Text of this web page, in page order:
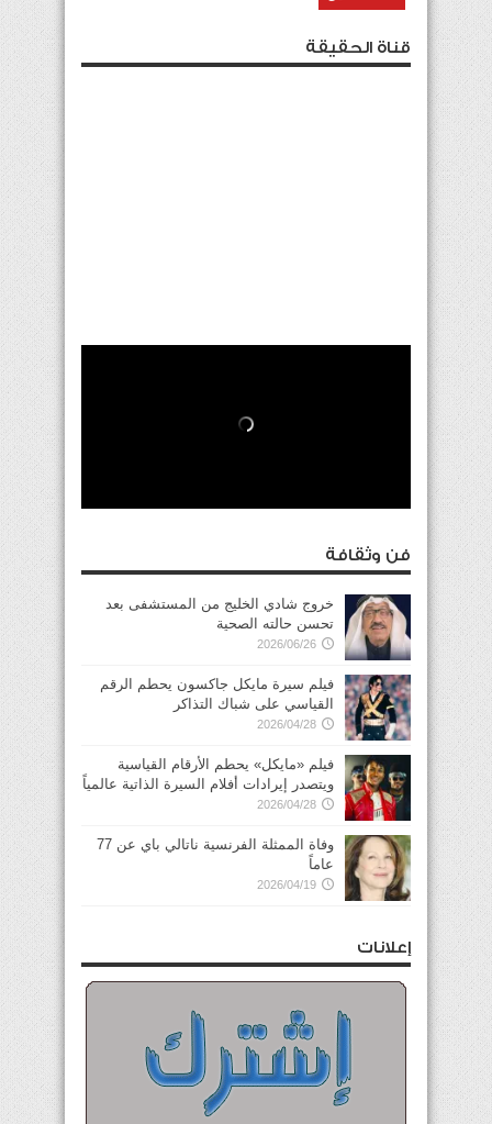
قناة الحقيقة
فن وثقافة
خروج شادي الخليج من المستشفى بعد
تحسن حالته الصحية
2026/06/26
فيلم سيرة مايكل جاكسون يحطم الرقم
القياسي على شباك التذاكر
2026/04/28
فيلم «مايكل» يحطم الأرقام القياسية
ويتصدر إيرادات أفلام السيرة الذاتية عالمياً
2026/04/28
وفاة الممثلة الفرنسية ناتالي باي عن 77
عاماً
2026/04/19
إعلانات